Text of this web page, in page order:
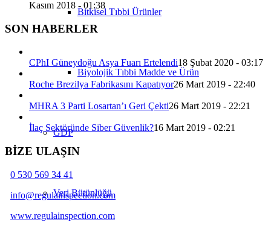
Bitkisel Tıbbi Ürünler
Biyolojik Tıbbi Madde ve Ürün
GDP
Veri Bütünlüğü
Kasım 2018 - 01:38
SON HABERLER
CPhI Güneydoğu Asya Fuarı Ertelendi18 Şubat 2020 - 03:17
Roche Brezilya Fabrikasını Kapatıyor26 Mart 2019 - 22:40
MHRA 3 Parti Losartan’ı Geri Çekti26 Mart 2019 - 22:21
İlaç Sektöründe Siber Güvenlik?16 Mart 2019 - 02:21
BİZE ULAŞIN
0 530 569 34 41
info@regulainspection.com
www.regulainspection.com